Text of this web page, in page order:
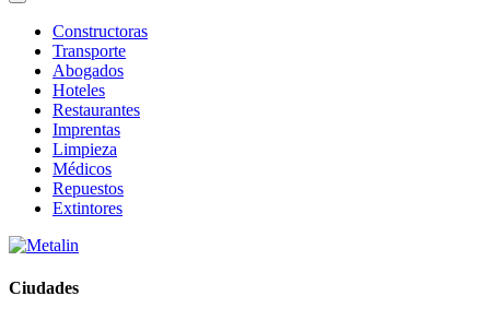
Constructoras
Transporte
Abogados
Hoteles
Restaurantes
Imprentas
Limpieza
Médicos
Repuestos
Extintores
Ciudades